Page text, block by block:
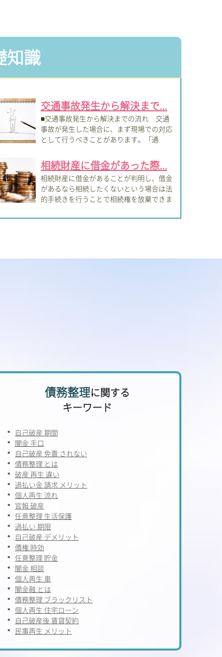
知識
交通事故発生から解決まで...
■交通事故発生から解決までの流れ 交通
事故が発生した場合に、まず現場での対応
として行うべきことがあります。「通
相続財産に借金があった際...
相続財産に借金があることが判明し、借金
があるなら相続したくないという場合は法
的手続きを行うことで相続権を放棄できま
債務整理に関する
キーワード
自己破産 期間
闇金 手口
自己破産 免責 されない
債務整理 とは
破産 再生 違い
過払い金 請求 メリット
個人再生 流れ
官報 破産
任意整理 生活保護
過払い 期限
自己破産 デメリット
債権 時効
任意整理 貯金
闇金 相談
個人再生 車
闇金融 とは
債務整理 ブラックリスト
個人再生 住宅ローン
自己破産後 賃貸契約
民事再生 メリット